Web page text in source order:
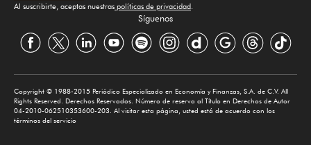
Al suscribirte, aceptas nuestras políticas de privacidad
Síguenos
Copyright © 1988-2015 Periódico Especializado en Economía y Finanzas, S.A. de C.V. All
Rights Reserved. Derechos Reservados. Número de reserva al Título en Derechos de Autor
04-2010-062510353600-203. Al visitar esta página, usted está de acuerdo con los
términos del servicio